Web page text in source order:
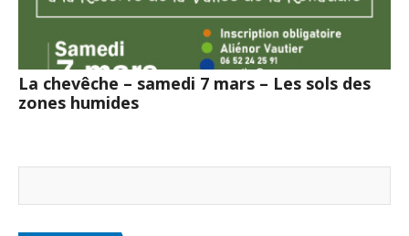
La chevêche – samedi 7 mars – Les sols des
zones humides